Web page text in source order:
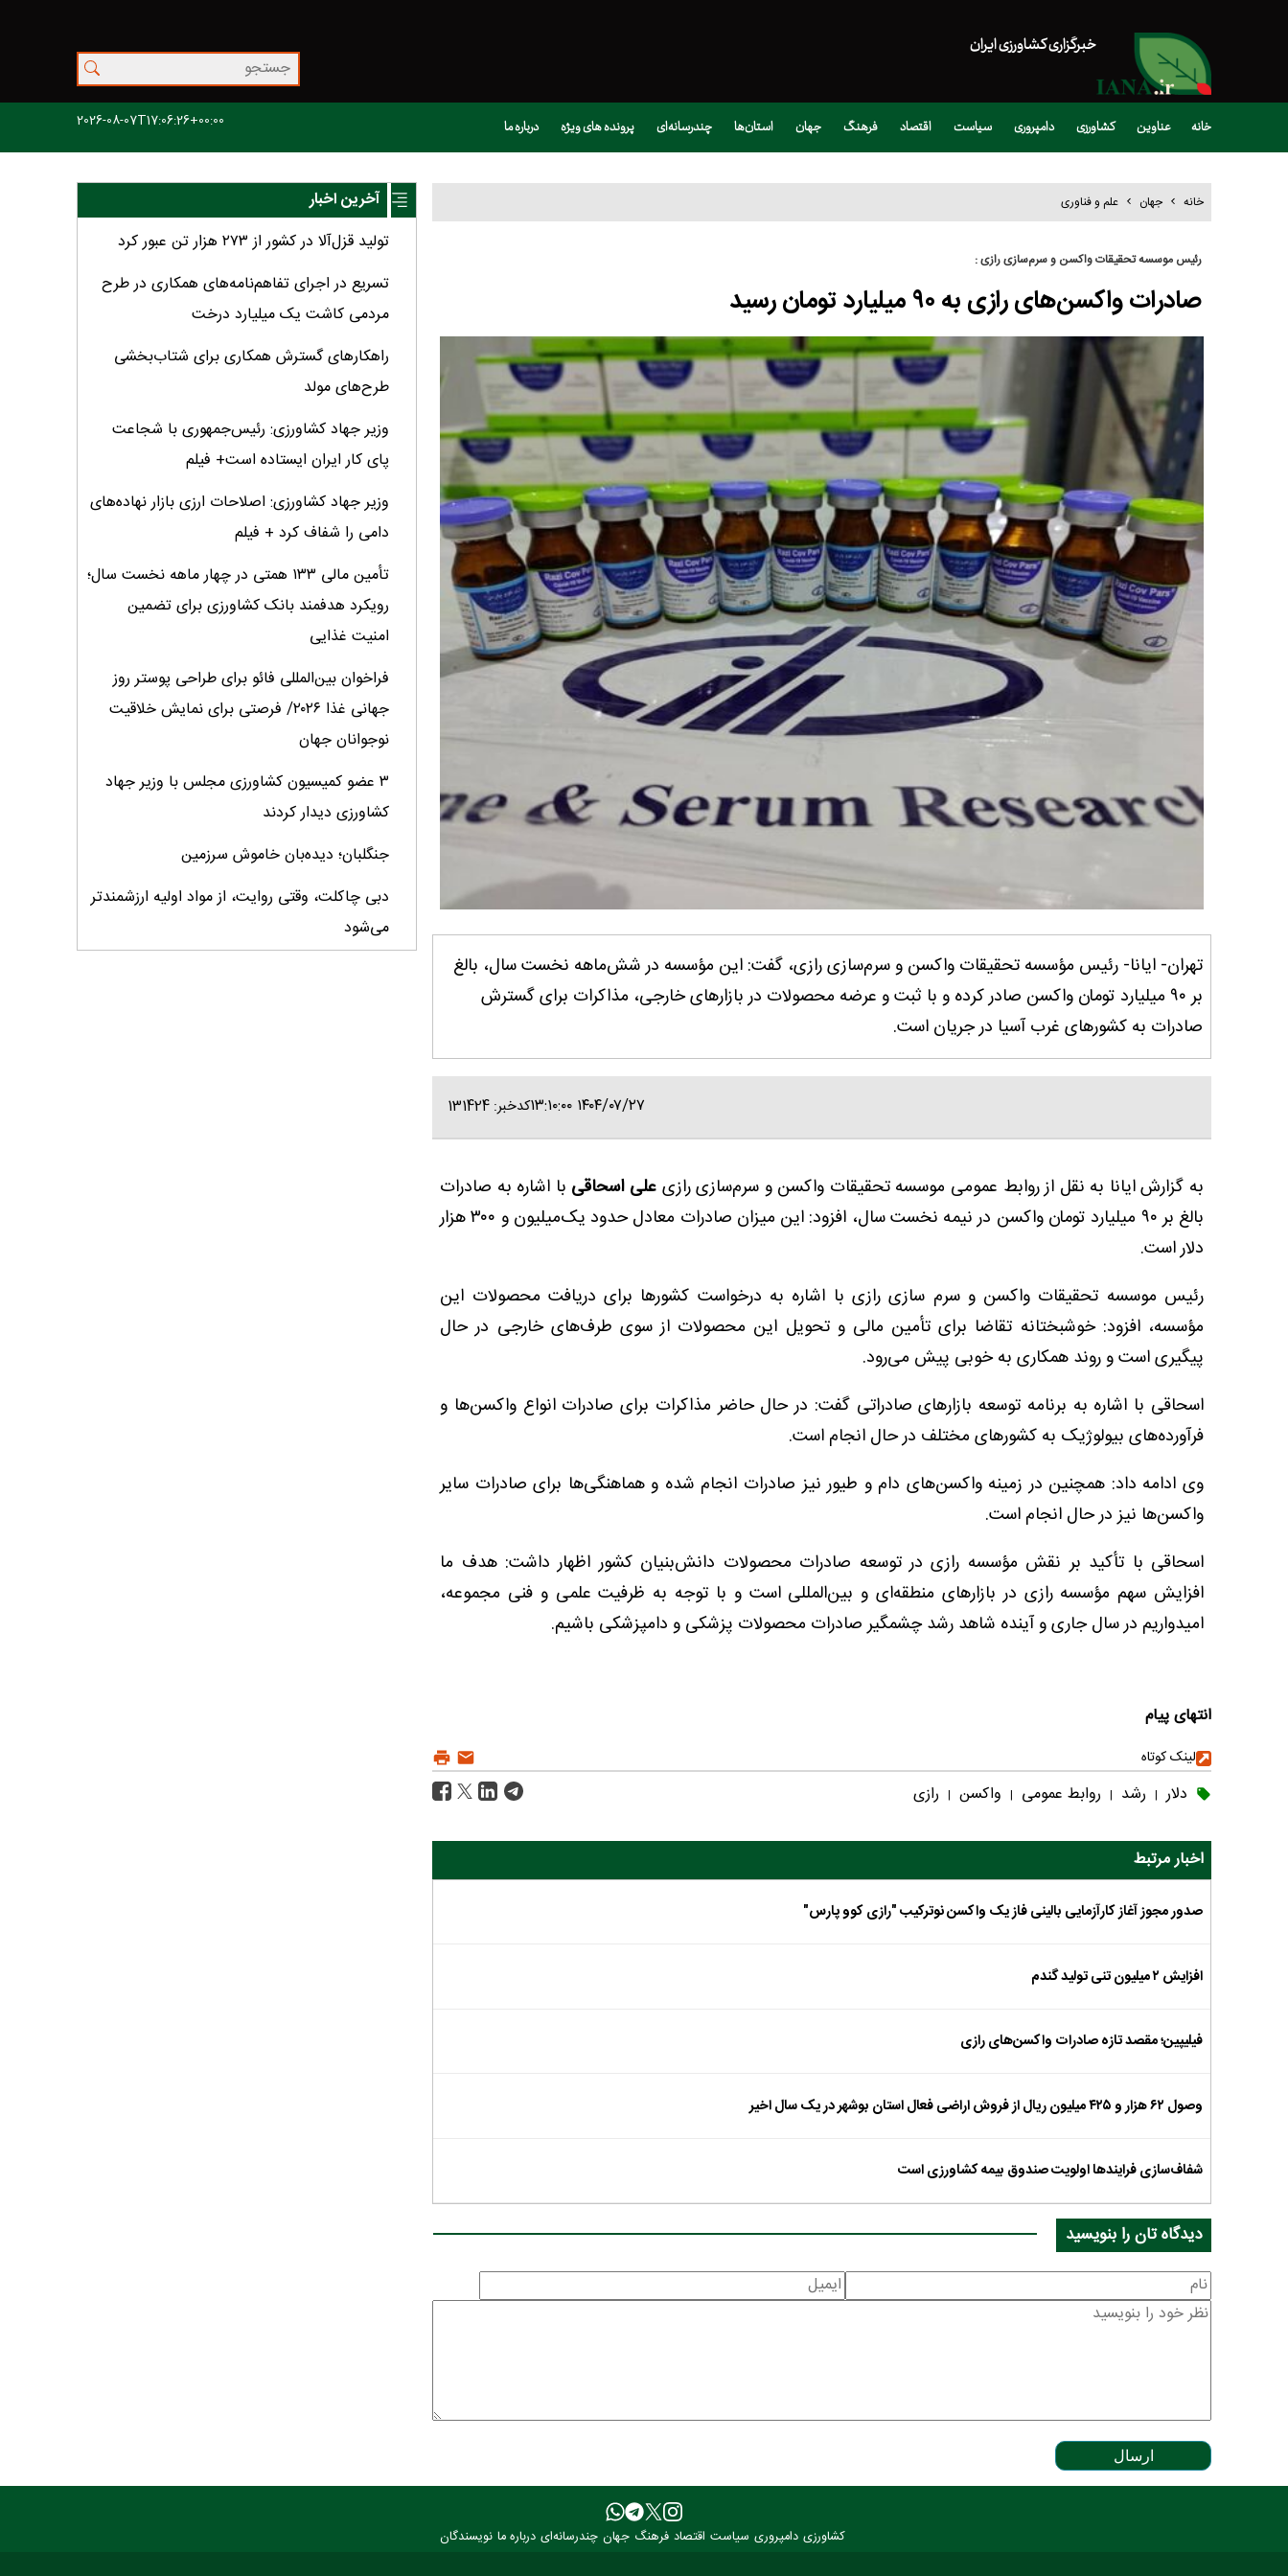
خبرگزاری کشاورزی ایران
خانه عناوین کشاورزی دامپروری سیاست اقتصاد فرهنگ جهان استان‌ها چندرسانه‌ای پرونده های ویژه درباره ما 2026-08-07T17:06:26+00:00
خانه جهان علم و فناوری
رئیس موسسه تحقیقات واکسن و سرم‌سازی رازی :
صادرات واکسن‌های رازی به ۹۰ میلیارد تومان رسید
تهران- ایانا- رئیس مؤسسه تحقیقات واکسن و سرم‌سازی رازی، گفت: این مؤسسه در شش‌ماهه نخست سال، بالغ
بر ۹۰ میلیارد تومان واکسن صادر کرده و با ثبت و عرضه محصولات در بازارهای خارجی، مذاکرات برای گسترش
صادرات به کشورهای غرب آسیا در جریان است.
۱۴۰۴/۰۷/۲۷ ۱۳:۱۰:۰۰ کدخبر: 131424
به گزارش ایانا به نقل از روابط عمومی موسسه تحقیقات واکسن و سرم‌سازی رازی علی اسحاقی با اشاره به صادرات
بالغ بر ۹۰ میلیارد تومان واکسن در نیمه نخست سال، افزود: این میزان صادرات معادل حدود یک‌میلیون و ۳۰۰ هزار
دلار است.
رئیس موسسه تحقیقات واکسن و سرم سازی رازی با اشاره به درخواست کشورها برای دریافت محصولات این
مؤسسه، افزود: خوشبختانه تقاضا برای تأمین مالی و تحویل این محصولات از سوی طرف‌های خارجی در حال
پیگیری است و روند همکاری به خوبی پیش می‌رود.
اسحاقی با اشاره به برنامه توسعه بازارهای صادراتی گفت: در حال حاضر مذاکرات برای صادرات انواع واکسن‌ها و
فرآورده‌های بیولوژیک به کشورهای مختلف در حال انجام است.
وی ادامه داد: همچنین در زمینه واکسن‌های دام و طیور نیز صادرات انجام شده و هماهنگی‌ها برای صادرات سایر
واکسن‌ها نیز در حال انجام است.
اسحاقی با تأکید بر نقش مؤسسه رازی در توسعه صادرات محصولات دانش‌بنیان کشور اظهار داشت: هدف ما
افزایش سهم مؤسسه رازی در بازارهای منطقه‌ای و بین‌المللی است و با توجه به ظرفیت علمی و فنی مجموعه،
امیدواریم در سال جاری و آینده شاهد رشد چشمگیر صادرات محصولات پزشکی و دامپزشکی باشیم.
انتهای پیام
لینک کوتاه
دلار | رشد | روابط عمومی | واکسن | رازی
اخبار مرتبط
صدور مجوز آغاز کارآزمایی بالینی فاز یک واکسن نوترکیب "رازی کوو پارس"
افزایش ۲ میلیون تنی تولید گندم
فیلیپین؛ مقصد تازه صادرات واکسن‌های رازی
وصول ۶۲ هزار و ۴۲۵ میلیون ریال از فروش اراضی فعال استان بوشهر در یک سال اخیر
شفاف‌سازی فرایندها اولویت صندوق بیمه کشاورزی است
دیدگاه تان را بنویسید
ارسال
آخرین اخبار
تولید قزل‌آلا در کشور از ۲۷۳ هزار تن عبور کرد
تسریع در اجرای تفاهم‌نامه‌های همکاری در طرح
مردمی کاشت یک میلیارد درخت
راهکارهای گسترش همکاری برای شتاب‌بخشی
طرح‌های مولد
وزیر جهاد کشاورزی: رئیس‌جمهوری با شجاعت
پای کار ایران ایستاده است+ فیلم
وزیر جهاد کشاورزی: اصلاحات ارزی بازار نهاده‌های
دامی را شفاف کرد + فیلم
تأمین مالی ۱۳۳ همتی در چهار ماهه نخست سال؛
رویکرد هدفمند بانک کشاورزی برای تضمین
امنیت غذایی
فراخوان بین‌المللی فائو برای طراحی پوستر روز
جهانی غذا ۲۰۲۶/ فرصتی برای نمایش خلاقیت
نوجوانان جهان
۳ عضو کمیسیون کشاورزی مجلس با وزیر جهاد
کشاورزی دیدار کردند
جنگلبان؛ دیده‌بان خاموش سرزمین
دبی چاکلت، وقتی روایت، از مواد اولیه ارزشمندتر
می‌شود
کشاورزی دامپروری سیاست اقتصاد فرهنگ جهان چندرسانه‌ای درباره ما نویسندگان